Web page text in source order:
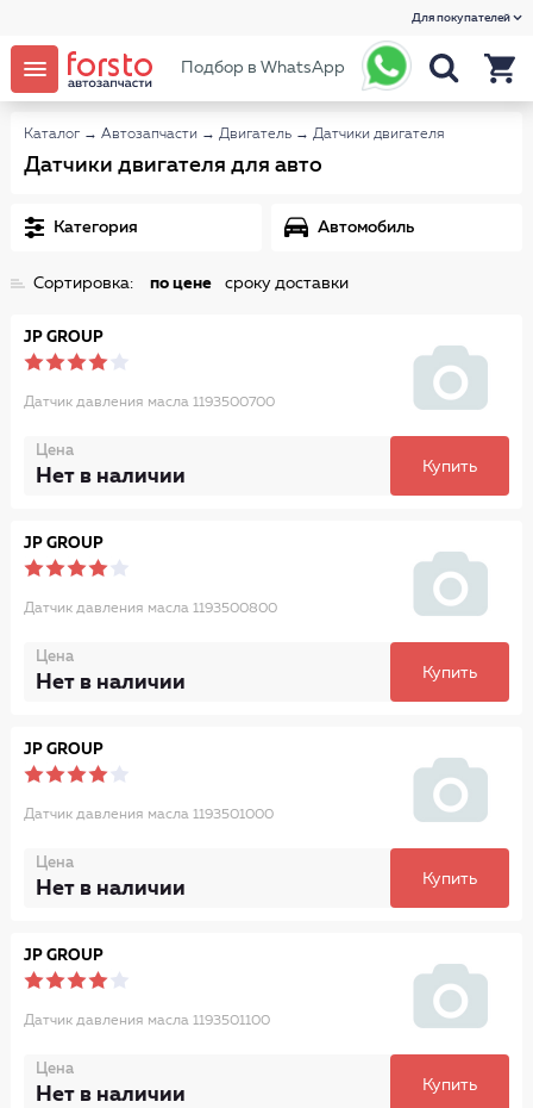
Для покупателей
Подбор в WhatsApp
Каталог → Автозапчасти → Двигатель → Датчики двигателя
Датчики двигателя для авто
Категория Автомобиль
Сортировка: по цене сроку доставки
JP GROUP
Датчик давления масла 1193500700
Цена
Нет в наличии Купить
JP GROUP
Датчик давления масла 1193500800
Цена
Нет в наличии Купить
JP GROUP
Датчик давления масла 1193501000
Цена
Нет в наличии Купить
JP GROUP
Датчик давления масла 1193501100
Цена
Нет в наличии Купить